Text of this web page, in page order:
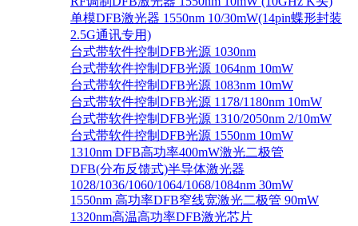
单模DFB激光器 1550nm 10/30mW(14pin蝶形封装
2.5G通讯专用)
台式带软件控制DFB光源 1030nm
台式带软件控制DFB光源 1064nm 10mW
台式带软件控制DFB光源 1083nm 10mW
台式带软件控制DFB光源 1178/1180nm 10mW
台式带软件控制DFB光源 1310/2050nm 2/10mW
台式带软件控制DFB光源 1550nm 10mW
1310nm DFB高功率400mW激光二极管
DFB(分布反馈式)半导体激光器
1028/1036/1060/1064/1068/1084nm 30mW
1550nm 高功率DFB窄线宽激光二极管 90mW
1320nm高温高功率DFB激光芯片